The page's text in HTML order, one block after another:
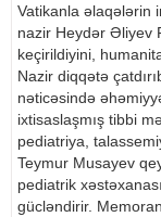
Vatikanla əlaqələrin
nazir Heydər Əliyev
keçirildiyini,
Nazir diqqətə
nəticəsində
ixtisaslaşmış tibbi
pediatriya,
Teymur Musayev
pediatrik
gücləndirir.